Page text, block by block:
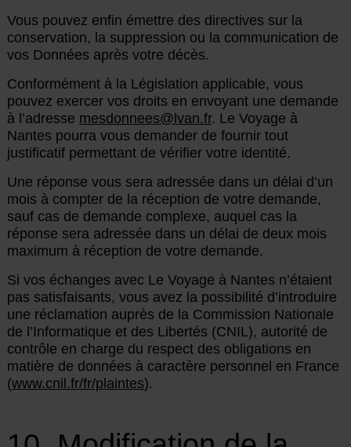
Vous pouvez enfin émettre des directives sur la
conservation, la suppression ou la communication de
vos Données après votre décès.
Conformément à la Législation applicable, vous
pouvez exercer vos droits en envoyant une demande
à l’adresse mesdonnees@lvan.fr. Le Voyage à
Nantes pourra vous demander de fournir tout
justificatif permettant de vérifier votre identité.
Une réponse vous sera adressée dans un délai d’un
mois à compter de la réception de votre demande,
sauf cas de demande complexe, auquel cas la
réponse sera adressée dans un délai de deux mois
maximum à réception de votre demande.
Si vos échanges avec Le Voyage à Nantes n’étaient
pas satisfaisants, vous avez la possibilité d’introduire
une réclamation auprès de la Commission Nationale
de l’Informatique et des Libertés (CNIL), autorité de
contrôle en charge du respect des obligations en
matière de données à caractère personnel en France
(www.cnil.fr/fr/plaintes).